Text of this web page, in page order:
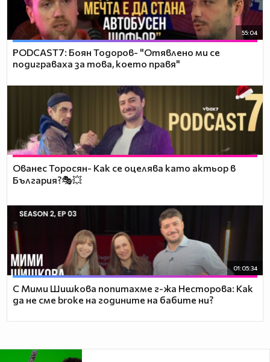
55:04
PODCAST7: ‪Боян Тодоров- "Отявлено ми се
подиграваха за това, което правя"
Ованес Торосян- Как се оцелява като актьор в
България?🎭💥
01:05:34
С Мими Шишкова попитахме г-жа Несторова: Как
да не сме broke на годините на бабите ни?